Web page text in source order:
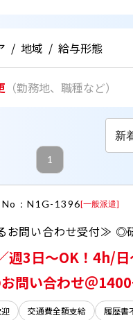
/ 地域 / 給与形態
（勤務地、職種など）
新
1
No：N1G-1396[一般派遣]
週3日～OK！4h/日
問い合わせ＠
交通費全額支給
履歴書